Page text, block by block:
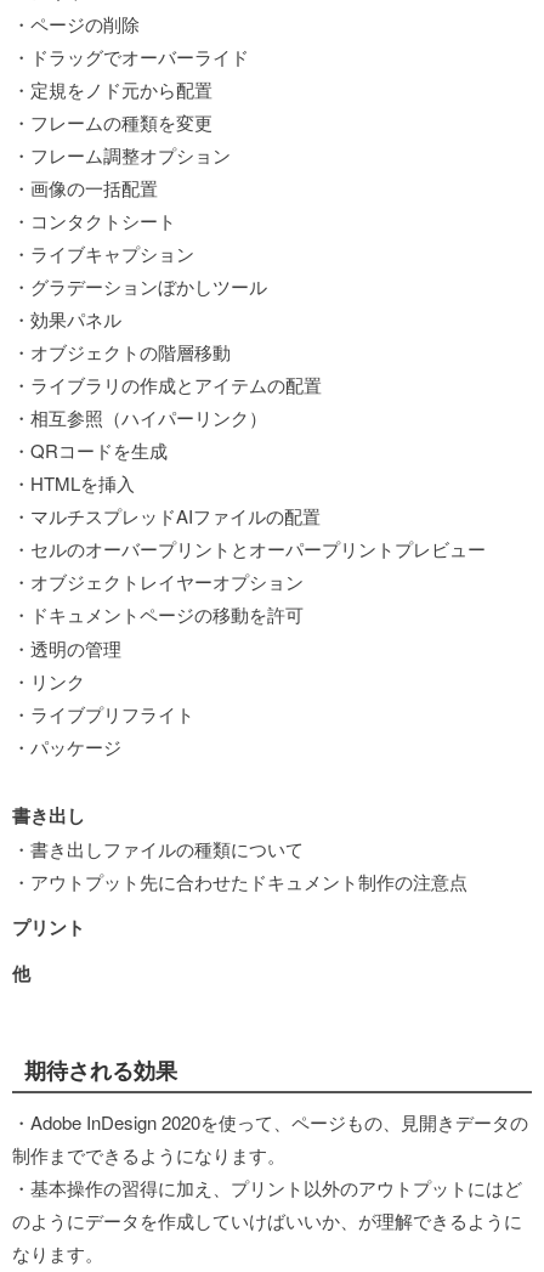
・ページの削除
・ドラッグでオーバーライド
・定規をノド元から配置
・フレームの種類を変更
・フレーム調整オプション
・画像の一括配置
・コンタクトシート
・ライブキャプション
・グラデーションぼかしツール
・効果パネル
・オブジェクトの階層移動
・ライブラリの作成とアイテムの配置
・相互参照（ハイパーリンク）
・QRコードを生成
・HTMLを挿入
・マルチスプレッドAIファイルの配置
・セルのオーバープリントとオーパープリントプレビュー
・オブジェクトレイヤーオプション
・ドキュメントページの移動を許可
・透明の管理
・リンク
・ライブプリフライト
・パッケージ
書き出し
・書き出しファイルの種類について
・アウトプット先に合わせたドキュメント制作の注意点
プリント
他
期待される効果
・Adobe InDesign 2020を使って、ページもの、見開きデータの
制作までできるようになります。
・基本操作の習得に加え、プリント以外のアウトプットにはど
のようにデータを作成していけばいいか、が理解できるように
なります。